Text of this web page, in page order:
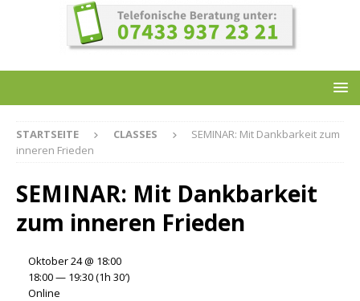
STARTSEITE CLASSES
SEMINAR: Mit Dankbarkeit zum
inneren Frieden
SEMINAR: Mit Dankbarkeit
zum inneren Frieden
Oktober 24 @ 18:00
18:00 — 19:30(1h 30′)
Online